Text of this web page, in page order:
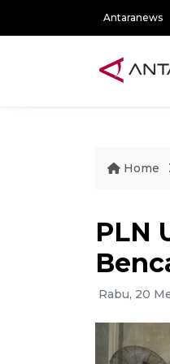
Antaranews
Home
PLN
Rabu, 20